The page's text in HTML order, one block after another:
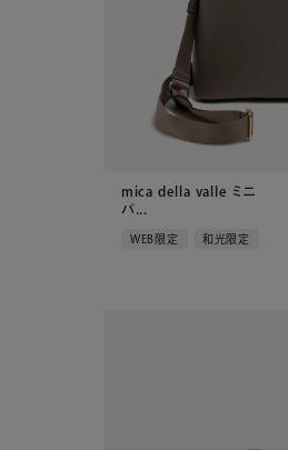
mica della valle ミニ
バ...
WEB限定 和光限定